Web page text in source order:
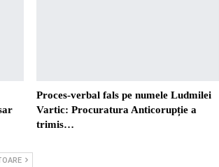
Proces-verbal fals pe numele Ludmilei
Vartic: Procuratura Anticorupție a
trimis…